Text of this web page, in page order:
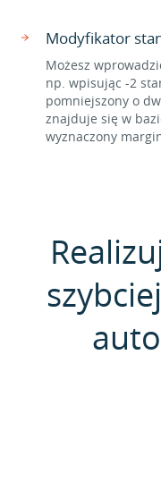
Modyfikator
Możesz
np. wpisując -2
pomniejszony o
znajduje się w
wyznaczony